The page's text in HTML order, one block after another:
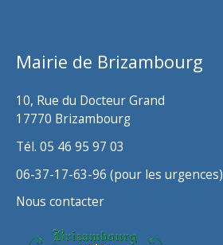
Mairie de Brizambourg
10, Rue du Docteur Grand
17770 Brizambourg
Tél. 05 46 95 97 03
06-37-17-63-96 (pour les urgences)
Nous contacter